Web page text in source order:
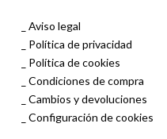
Aviso legal
Política de privacidad
Política de cookies
Condiciones de compra
Cambios y devoluciones
Configuración de cookies